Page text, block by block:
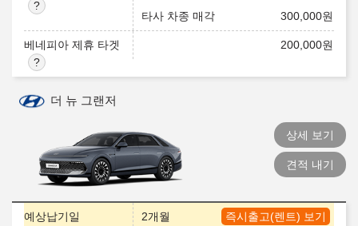
타사 차종 매각 300,000원
베네피아 제휴 타겟 200,000원
더 뉴 그랜저
상세 보기
견적 내기
즉시출고(렌트) 보기
예상납기일 2개월